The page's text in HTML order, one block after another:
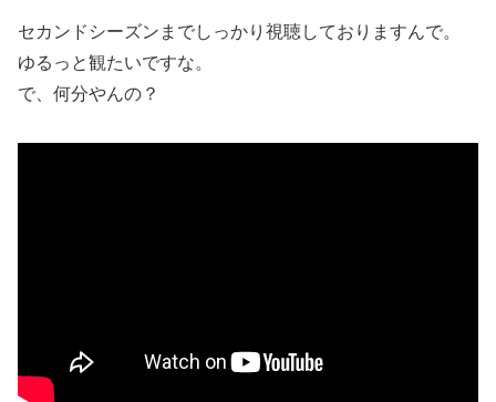
セカンドシーズンまでしっかり視聴しておりますんで。
ゆるっと観たいですな。
で、何分やんの？